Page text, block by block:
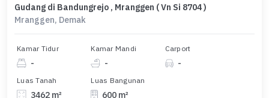
Gudang di Bandungrejo , Mranggen ( Vn Si 8704 )
Mranggen, Demak
Kamar Tidur
-
Kamar Mandi
-
Carport
-
Luas Tanah
3462 m²
Luas Bangunan
600 m²